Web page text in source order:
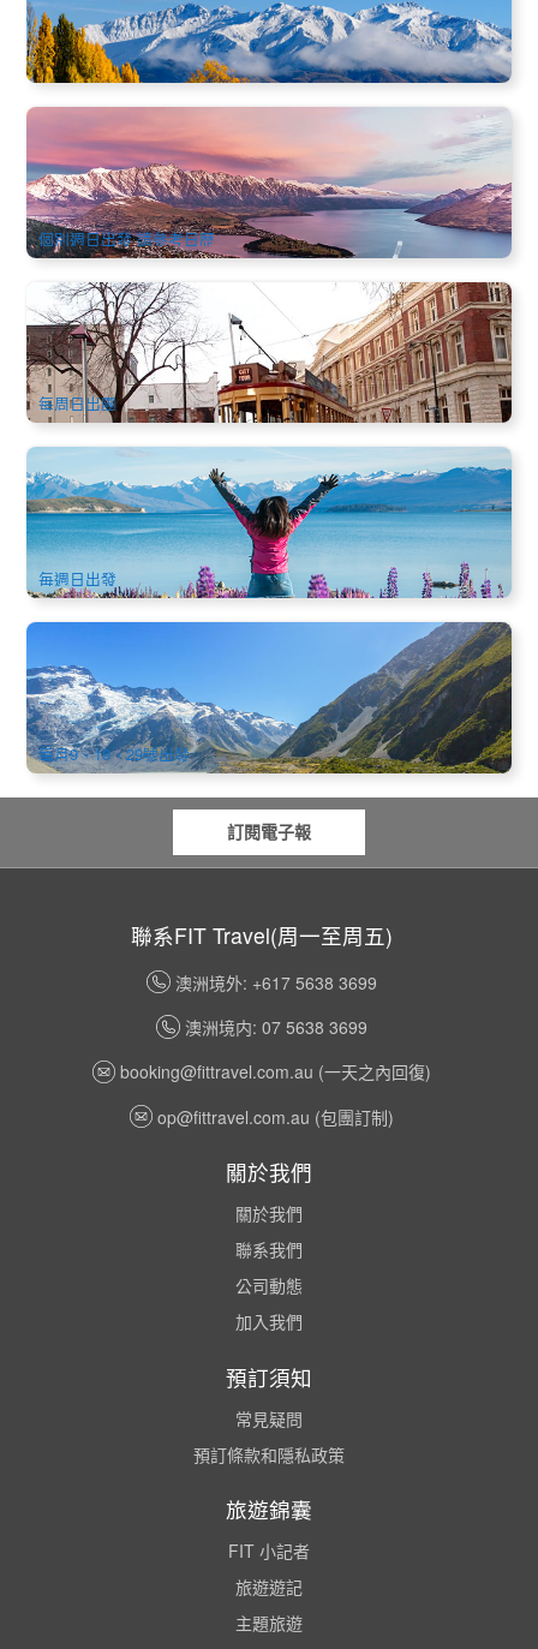
0 已預訂
NZ1099W
新西蘭南島東中線奔馳6天中文團 | 特別安排3晚皇后鎮 | 皇后
鎮進 基督城出(10月-3月限定)
2.5k 已預訂
AUD $1,860.00
NZ1080S
個別週日出發 請參考日歷
新西蘭南島深度探索｜東中線 8 日＋凱庫拉觀鯨之旅 2 日
0 已預訂
NZ1096W
每周日出團
新西蘭南島 | 中線美食7日中文遊 | 米佛峽灣+藍眼企鵝歸巢 |
基督城進出
2.3k 已預訂
AUD $1,702.00
NZ1031S
毎週日出發
新西蘭南島 | 精品美食8天中文奔馳團 | 4-5星級住宿 | 基督城
進出
3.5k 已預訂
AUD $3,600.00
NZ1009
每月9、19、29號出發
訂閱電子報
聯系FIT Travel(周一至周五)
澳洲境外: +617 5638 3699
澳洲境内: 07 5638 3699
booking@fittravel.com.au (一天之內回復)
op@fittravel.com.au (包團訂制)
關於我們
關於我們
聯系我們
公司動態
加入我們
預訂須知
常見疑問
預訂條款和隱私政策
旅遊錦囊
FIT 小記者
旅遊遊記
主題旅遊